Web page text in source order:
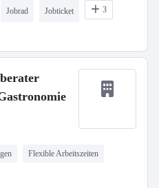
Jobrad Jobticket 3
Flexible Arbeitszeiten